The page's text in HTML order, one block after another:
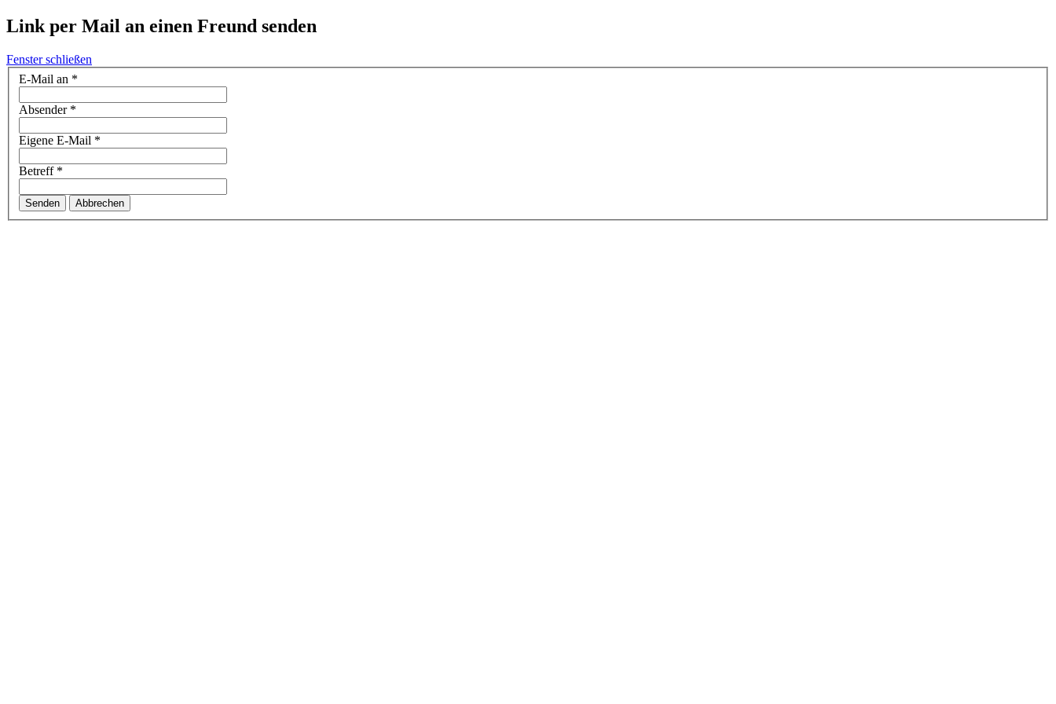
Link per Mail an einen Freund senden
Fenster schließen
E-Mail an *
Absender*
Eigene E-Mail *
Betreff*
Senden Abbrechen